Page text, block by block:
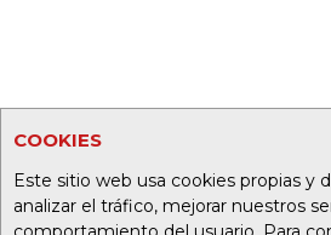
COOKIES
Este sitio web usa cookies propias y
analizar el tráfico, mejorar nuestros